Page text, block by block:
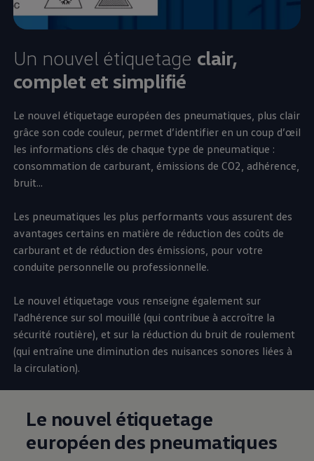
Un nouvel étiquetage clair,
complet et simplifié
Le nouvel étiquetage européen des pneumatiques, plus clair
grâce son code couleur, permet d’identifier en un coup d’œil
les informations clés de chaque type de pneumatique :
consommation de carburant, émissions de CO2, adhérence,
bruit...
Les pneumatiques les plus performants vous assurent des
avantages certains en matière de réduction des coûts de
carburant et de réduction des émissions, pour votre
conduite personnelle ou professionnelle.
Le nouvel étiquetage vous renseigne également sur
l'adhérence sur sol mouillé (qui contribue à accroître la
sécurité routière), et sur la réduction du bruit de roulement
(qui entraîne une diminution des nuisances sonores liées à
la circulation).
Le nouvel étiquetage
européen des pneumatiques